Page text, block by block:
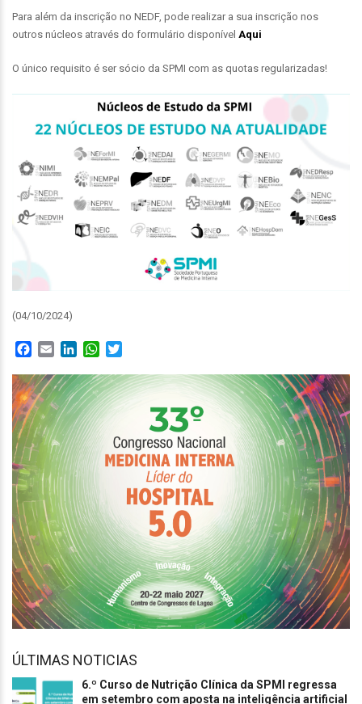
Para além da inscrição no NEDF, pode realizar a sua inscrição nos
outros núcleos através do formulário disponível Aqui
O único requisito é ser sócio da SPMI com as quotas regularizadas!
(04/10/2024)
Facebook
Email LinkedInWhatsApp
ÚLTIMAS NOTICIAS
6.º Curso de Nutrição Clínica da SPMI regressa
em setembro com aposta na inteligência artificial